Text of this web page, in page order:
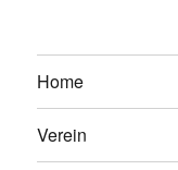
Home
Verein